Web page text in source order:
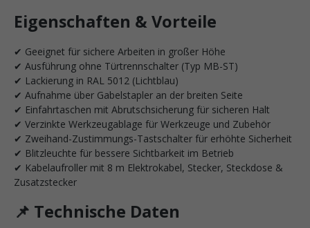
Eigenschaften & Vorteile
✔ Geeignet für sichere Arbeiten in großer Höhe
✔ Ausführung ohne Türtrennschalter (Typ MB-ST)
✔ Lackierung in RAL 5012 (Lichtblau)
✔ Aufnahme über Gabelstapler an der breiten Seite
✔ Einfahrtaschen mit Abrutschsicherung für sicheren Halt
✔ Verzinkte Werkzeugablage für Werkzeuge und Zubehör
✔ Zweihand-Zustimmungs-Tastschalter für erhöhte Sicherheit
✔ Blitzleuchte für bessere Sichtbarkeit im Betrieb
✔ Kabelaufroller mit 8 m Elektrokabel, Stecker, Steckdose &
Zusatzstecker
📌 Technische Daten